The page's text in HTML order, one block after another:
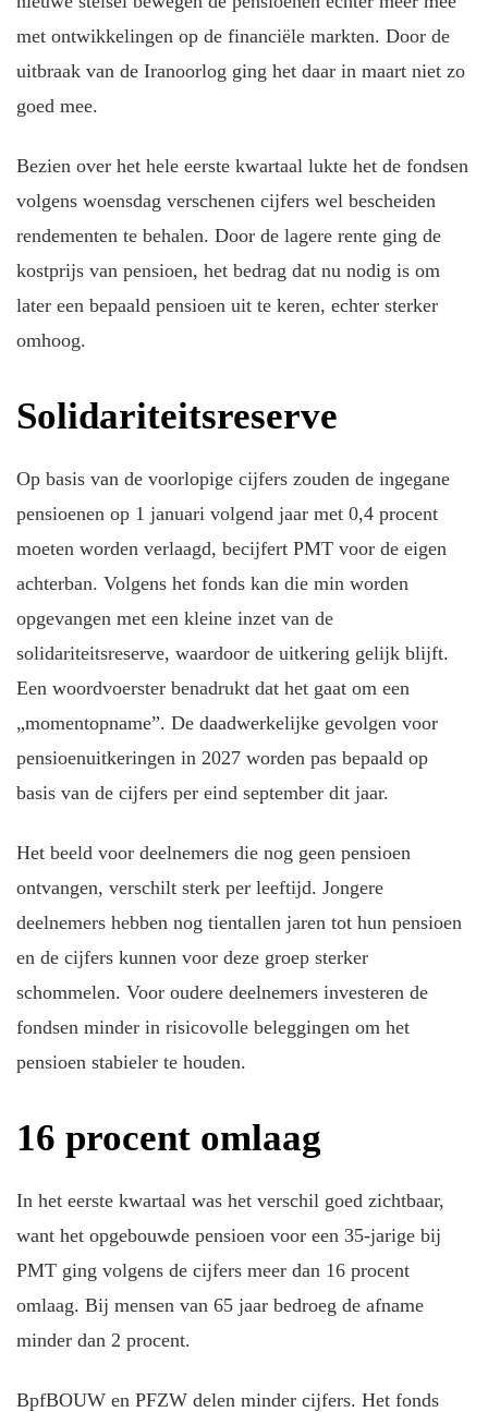
met ontwikkelingen op de financiële markten. Door de
uitbraak van de Iranoorlog ging het daar in maart niet zo
goed mee.
Bezien over het hele eerste kwartaal lukte het de fondsen
volgens woensdag verschenen cijfers wel bescheiden
rendementen te behalen. Door de lagere rente ging de
kostprijs van pensioen, het bedrag dat nu nodig is om
later een bepaald pensioen uit te keren, echter sterker
omhoog.
Solidariteitsreserve
Op basis van de voorlopige cijfers zouden de ingegane
pensioenen op 1 januari volgend jaar met 0,4 procent
moeten worden verlaagd, becijfert PMT voor de eigen
achterban. Volgens het fonds kan die min worden
opgevangen met een kleine inzet van de
solidariteitsreserve, waardoor de uitkering gelijk blijft.
Een woordvoerster benadrukt dat het gaat om een
„momentopname”. De daadwerkelijke gevolgen voor
pensioenuitkeringen in 2027 worden pas bepaald op
basis van de cijfers per eind september dit jaar.
Het beeld voor deelnemers die nog geen pensioen
ontvangen, verschilt sterk per leeftijd. Jongere
deelnemers hebben nog tientallen jaren tot hun pensioen
en de cijfers kunnen voor deze groep sterker
schommelen. Voor oudere deelnemers investeren de
fondsen minder in risicovolle beleggingen om het
pensioen stabieler te houden.
16 procent omlaag
In het eerste kwartaal was het verschil goed zichtbaar,
want het opgebouwde pensioen voor een 35-jarige bij
PMT ging volgens de cijfers meer dan 16 procent
omlaag. Bij mensen van 65 jaar bedroeg de afname
minder dan 2 procent.
BpfBOUW en PFZW delen minder cijfers. Het fonds